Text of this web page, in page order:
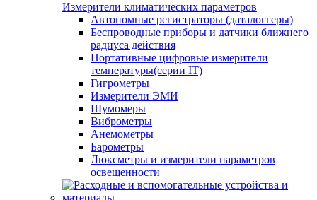
Измерители климатических параметров
Автономные регистраторы (даталоггеры)
Беспроводные приборы и датчики ближнего
радиуса действия
Портативные цифровые измерители
температуры(серии IT)
Гигрометры
Измерители ЭМИ
Шумомеры
Виброметры
Анемометры
Барометры
Люксметры и измерители параметров
освещенности